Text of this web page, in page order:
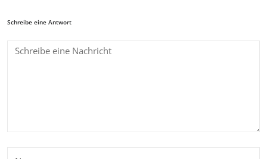
Schreibe eine Antwort